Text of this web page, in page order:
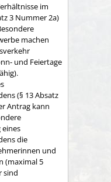
im
3 Nummer 2a)
machen
und Feiertage
(§ 13 Absatz
Antrag kann
die
und
(maximal 5
sind